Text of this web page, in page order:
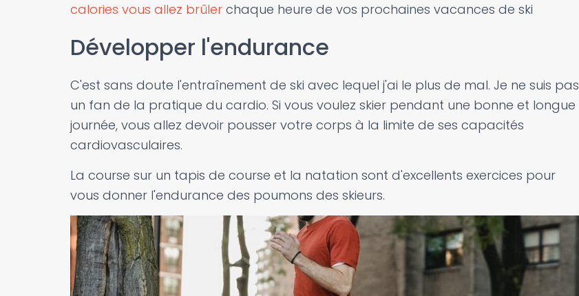
calories vous allez brûler chaque heure de vos prochaines vacances de ski
Développer l'endurance
C'est sans doute l'entraînement de ski avec lequel j'ai le plus de mal. Je ne suis pas
un fan de la pratique du cardio. Si vous voulez skier pendant une bonne et longue
journée, vous allez devoir pousser votre corps à la limite de ses capacités
cardiovasculaires.
La course sur un tapis de course et la natation sont d'excellents exercices pour
vous donner l'endurance des poumons des skieurs.